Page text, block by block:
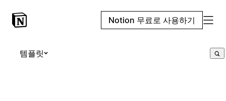
Notion 무료로 사용하기
템플릿